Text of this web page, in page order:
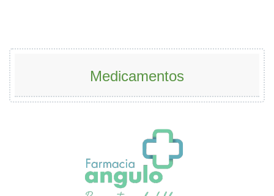
Medicamentos